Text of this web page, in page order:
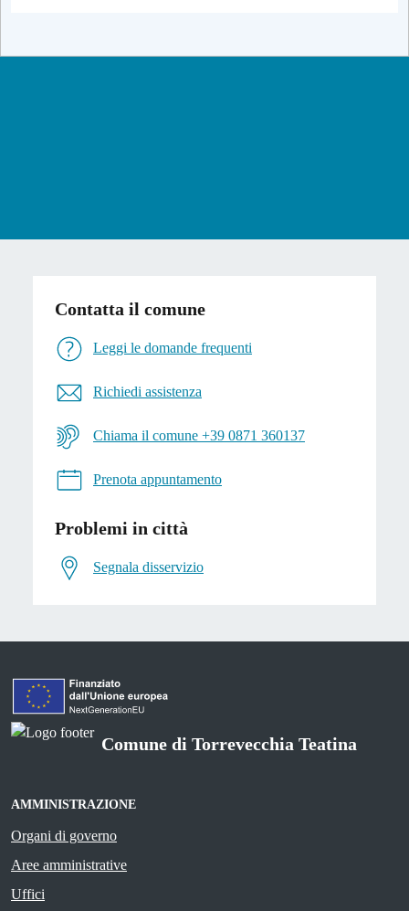
Contatta il comune
Leggi le domande frequenti
Richiedi assistenza
Chiama il comune +39 0871 360137
Prenota appuntamento
Problemi in città
Segnala disservizio
Comune di Torrevecchia Teatina
AMMINISTRAZIONE
Organi di governo
Aree amministrative
Uffici